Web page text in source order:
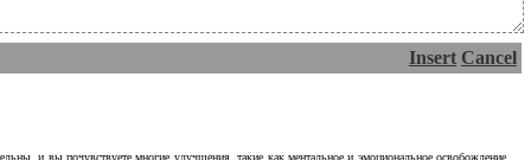
Insert Cancel
и вы почувствуете многие улучшения, такие как ментальное и эмоциональное освобождение.